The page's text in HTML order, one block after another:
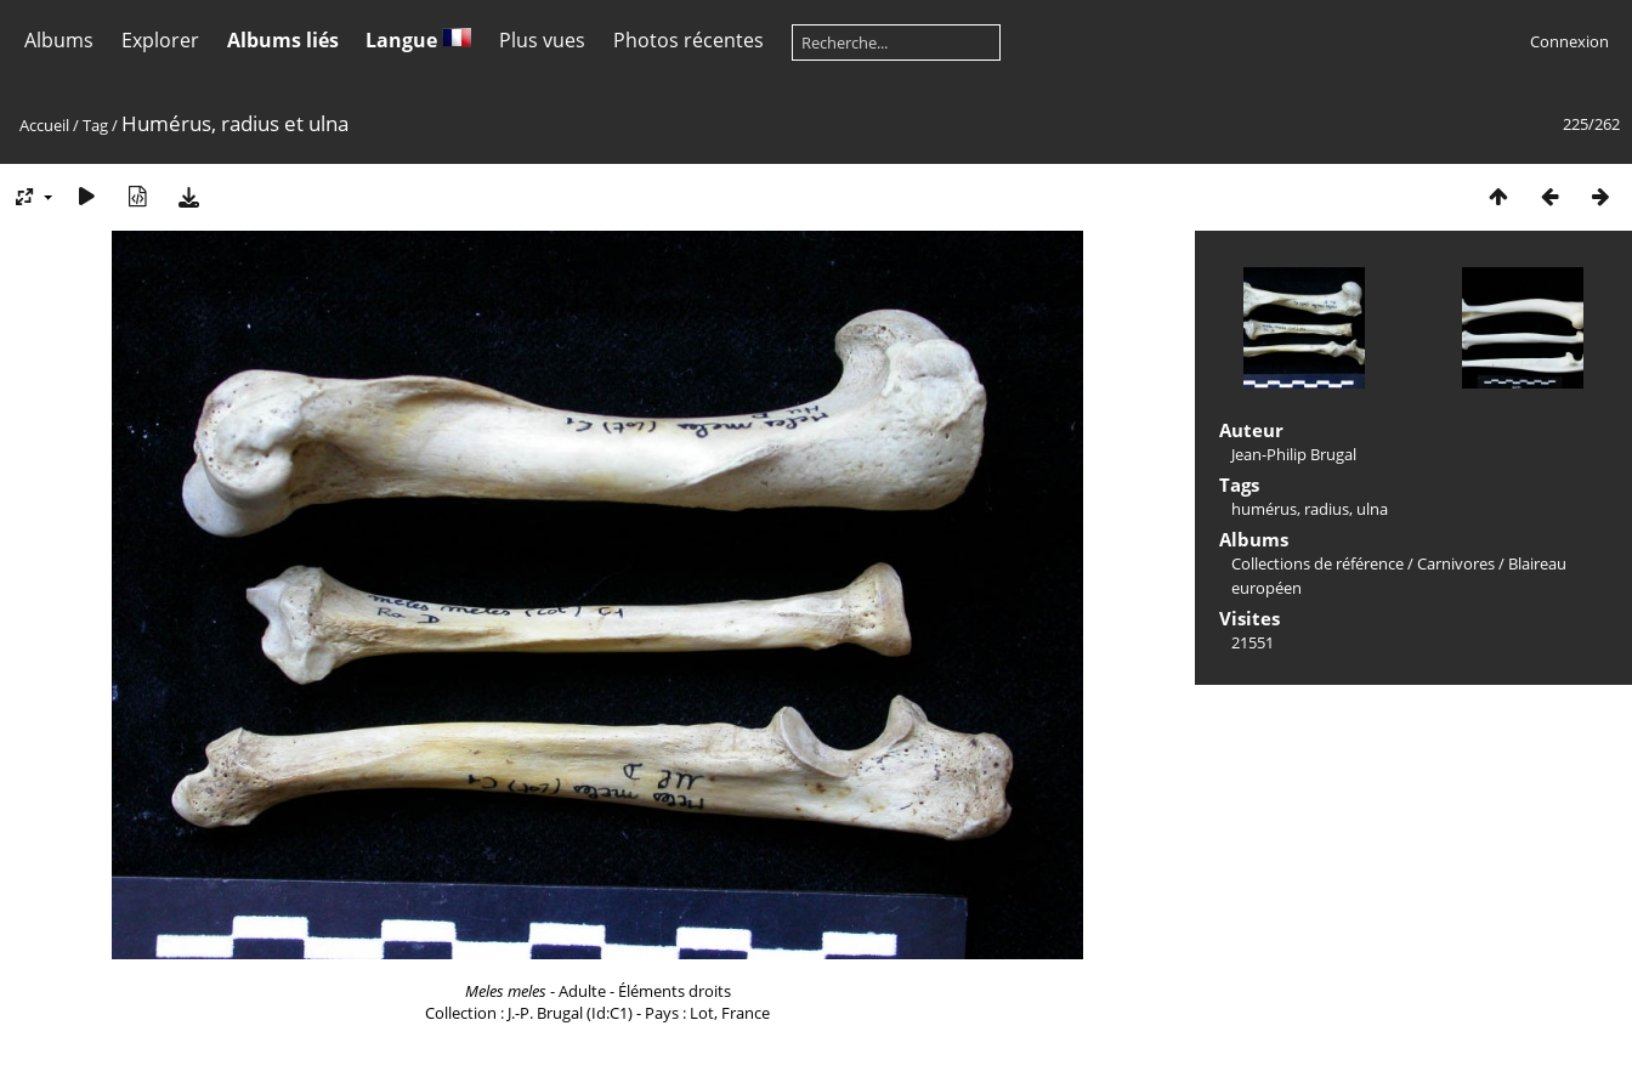
Albums Explorer Albums liés Langue Plus vues Photos récentes Connexion
225/262
Accueil/Tag/ Humérus, radius et ulna
Meles meles- Adulte - Éléments droits
Collection : J.-P. Brugal (Id:C1) - Pays : Lot, France
Auteur
Jean-Philip Brugal
Tags
humérus, radius, ulna
Albums
Collections de référence/Carnivores/ Blaireau
européen
Visites
21551